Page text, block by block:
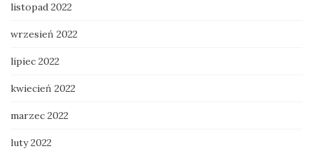
listopad 2022
wrzesień 2022
lipiec 2022
kwiecień 2022
marzec 2022
luty 2022